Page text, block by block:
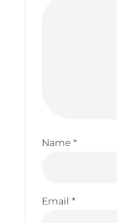
Name *
Email *